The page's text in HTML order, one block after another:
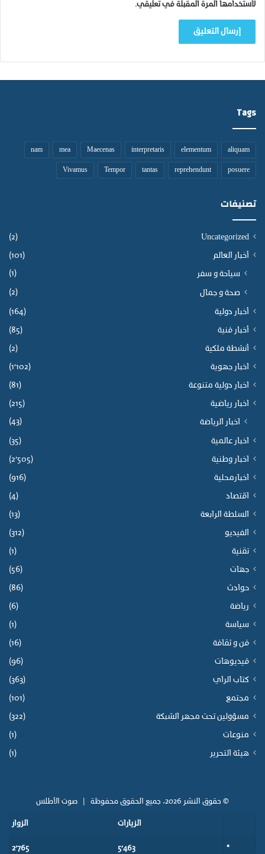
لاستخدامها المرة المقبلة في تعليقي.
Tags
aliquam
elementum
interpretaris
Maecenas
mea
nam
posuere
reprehendunt
tantas
Tempor
Vivamus
تصنيفات
Uncategorized
(2)
أخبار العالم (101)
سياحة و سفر (1)
صحة و جمال (2)
أخبار دولية (164)
أخبار فنية (85)
أنشطة ملكية (2)
اخبار جهوية (1٬102)
اخبار دولية متنوعة (81)
اخبار رياضية (215)
اخبار الرياضة (43)
اخبار عالمية (35)
اخبار وطنية (2٬505)
اخبارمحلية (916)
اقتصاد (4)
السلطة الرابعة (13)
الفيديو (312)
تقنية (1)
جهات (56)
حوادث (86)
رياضة (6)
سياسة (1)
فن و ثقافة (16)
فيديوهات (96)
كتاب الراي (363)
مجتمع (101)
مسؤولين تحت مجهر الشبكة (322)
منوعات (1)
هيئة التحرير (1)
© حقوق النشر 2026، جميع الحقوق محفوظة | صوت الأطلس
الزيارات الزوار
* 5٬463 2٬765